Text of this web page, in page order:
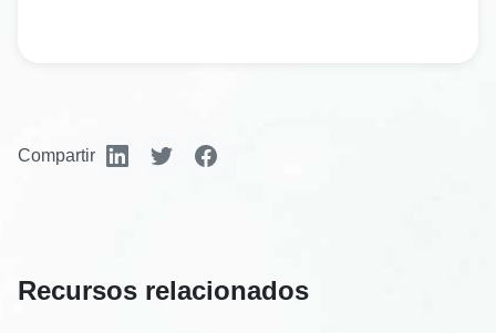
Compartir
Recursos relacionados